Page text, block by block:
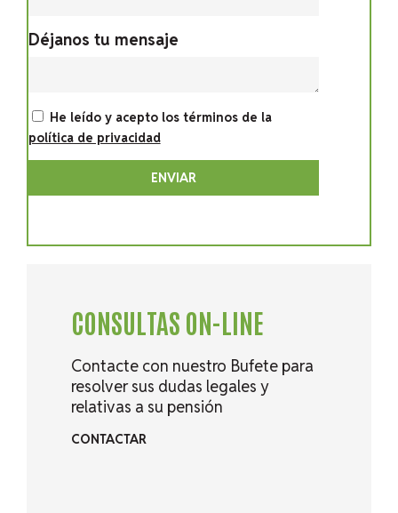
Déjanos tu mensaje
He leído y acepto los términos de la
política de privacidad
ENVIAR
CONSULTAS ON-LINE
Contacte con nuestro Bufete para
resolver sus dudas legales y
relativas a su pensión
CONTACTAR